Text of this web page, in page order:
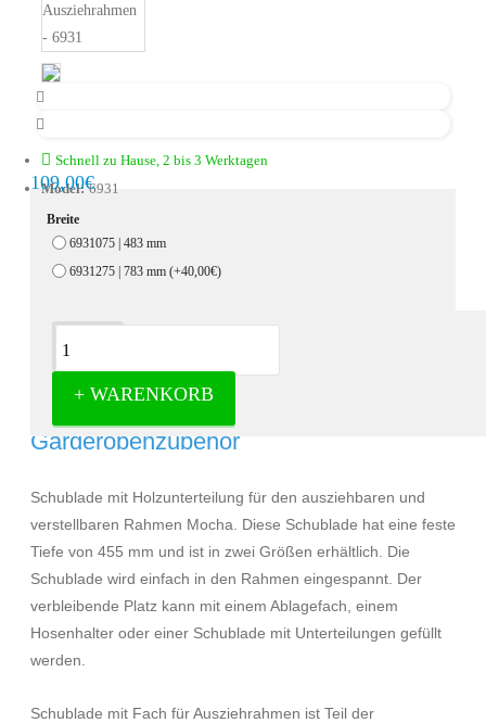
Schnell zu Hause, 2 bis 3 Werktagen
Model: 6931
109,00€
Breite
6931075 | 483 mm
6931275 | 783 mm (+40,00€)
+ WARENKORB
Beschreibung
Schublade mit Fach für Ausziehrahmen -
Garderobenzubehör
Schublade mit Holzunterteilung für den ausziehbaren und
verstellbaren Rahmen Mocha. Diese Schublade hat eine feste
Tiefe von 455 mm und ist in zwei Größen erhältlich. Die
Schublade wird einfach in den Rahmen eingespannt. Der
verbleibende Platz kann mit einem Ablagefach, einem
Hosenhalter oder einer Schublade mit Unterteilungen gefüllt
werden.
Schublade mit Fach für Ausziehrahmen ist Teil der